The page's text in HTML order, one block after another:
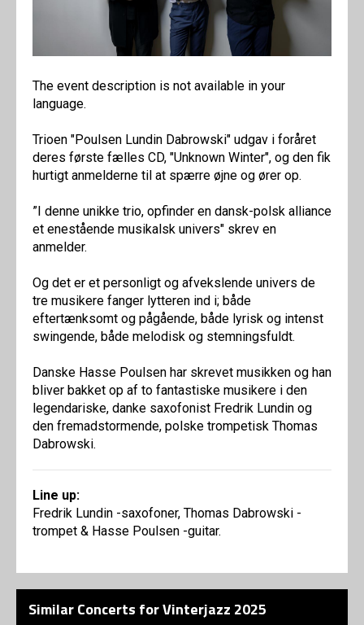
The event description is not available in your
language.
Trioen "Poulsen Lundin Dabrowski" udgav i foråret
deres første fælles CD, "Unknown Winter", og den fik
hurtigt anmelderne til at spærre øjne og ører op.
”I denne unikke trio, opfinder en dansk-polsk alliance
et enestående musikalsk univers" skrev en
anmelder.
Og det er et personligt og afvekslende univers de
tre musikere fanger lytteren ind i; både
eftertænksomt og pågående, både lyrisk og intenst
swingende, både melodisk og stemningsfuldt.
Danske Hasse Poulsen har skrevet musikken og han
bliver bakket op af to fantastiske musikere i den
legendariske, danke saxofonist Fredrik Lundin og
den fremadstormende, polske trompetisk Thomas
Dabrowski.
Line up:
Fredrik Lundin -saxofoner, Thomas Dabrowski -
trompet & Hasse Poulsen -guitar.
Similar Concerts for Vinterjazz 2025